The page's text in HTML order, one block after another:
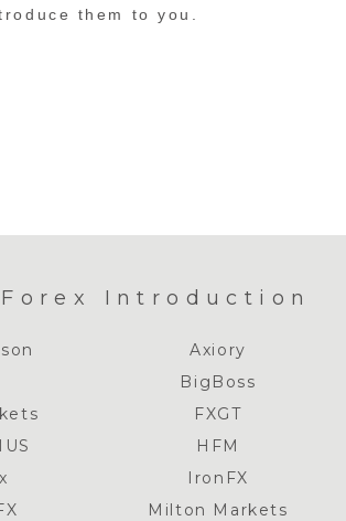
them to you.
Introduction
Axiory
BigBoss
FXGT
HFM
IronFX
Milton Markets